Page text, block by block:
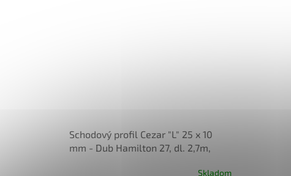
Schodový profil Cezar "L" 25 x 10
mm - Dub Hamilton 27, dl. 2,7m,
Skladom